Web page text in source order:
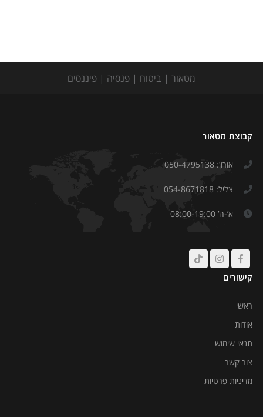
מטאור | ביטוח | פנסיה | פיננסים
קבוצת מטאור
אורון: 050-4795138
צליל: 054-8671818
א’-ה’ 08:00-19:00
קישורים
ראשי
אודות
תנאי שימוש
צור קשר
מדיניות פרטיות